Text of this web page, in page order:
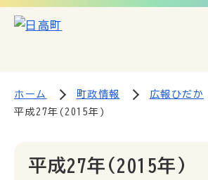
ホーム 町政情報
広報ひだか
平成27年(2015年)
平成27年(2015年)